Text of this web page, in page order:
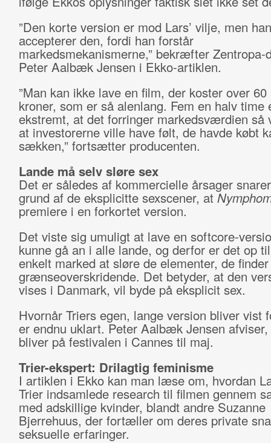
”Den korte version er mod Lars’ vilje, men han
accepterer den, fordi han forstår
markedsmekanismerne,” bekræfter Zentropa-
Peter Aalbæk Jensen i Ekko-artiklen.
”Man kan ikke lave en film, der koster over
kroner, som er så alenlang. Fem en halv time
ekstremt, at det forringer markedsværdien så
at investorerne ville have følt, de havde købt
sækken,” fortsætter producenten.
Lande må selv sløre sex
Det er således af kommercielle årsager
grund af de eksplicitte sexscener, at
premiere i en forkortet version.
Det viste sig umuligt at lave en softcore-
kunne gå an i alle lande, og derfor er det op
enkelt marked at sløre de elementer, de
grænseoverskridende. Det betyder, at den
vises i Danmark, vil byde på eksplicit sex.
Hvornår Triers egen, lange version bliver vist
er endnu uklart. Peter Aalbæk Jensen
bliver på festivalen i Cannes til maj.
Trier-ekspert: Drilagtig feminisme
I artiklen i Ekko kan man læse om, hvordan
Trier indsamlede research til filmen gennem
med adskillige kvinder, blandt andre Suzanne
Bjerrehuus, der fortæller om deres private
seksuelle erfaringer.